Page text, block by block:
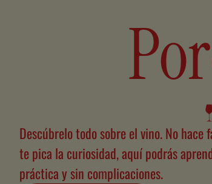
Descúbrelo todo sobre el vino. No
te pica la curiosidad, aquí podrás
práctica y sin complicaciones.